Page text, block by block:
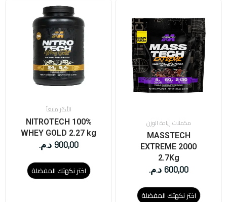
مكملات زيادة الوزن
MASSTECH
EXTREME 2000
2.7Kg
600,00 د.م.
اختر نكهتك المفضلة
من
الأشكال
المختلفة
لهذا
المنتج.
يمكن
اختيار
الأكثر مبيعاً
NITROTECH 100%
WHEY GOLD 2.27 kg
900,00 د.م.
اختر نكهتك المفضلة
صفحة
المنتج